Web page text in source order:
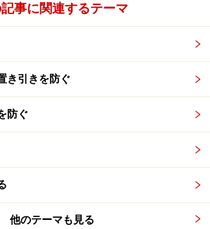
「人の物を盗んではいけない」とい
されているか、が問題です。「うち
親子で話し合ったことがあるかどう
また、親であれば、「わが子が万引
たら、自分はどう対応するだろう
えてみるべきです。
だけじゃないでしょう」などと、事
い反応をしてしまわないか、親自身が
事に関連するテーマ
き引きを防ぐ
防ぐ
他のテーマも見る